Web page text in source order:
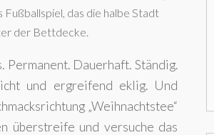
das die halbe Stadt
der Bettdecke.
Permanent. Dauerhaft. Ständig.
und ergreifend eklig. Und
„Weihnachtstee“
überstreife und versuche das